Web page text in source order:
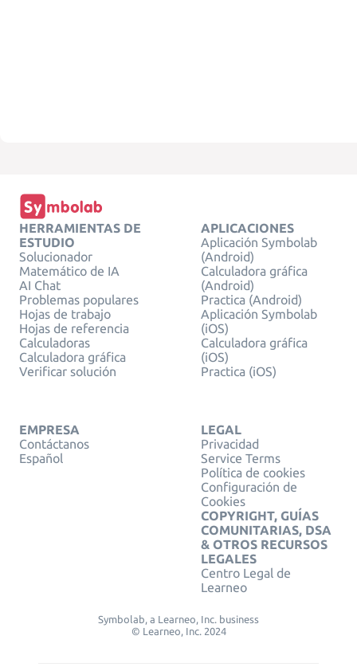
HERRAMIENTAS DE
ESTUDIO
Solucionador
Matemático de IA
AI Chat
Problemas populares
Hojas de trabajo
Hojas de referencia
Calculadoras
Calculadora gráfica
Verificar solución
APLICACIONES
Aplicación Symbolab
(Android)
Calculadora gráfica
(Android)
Practica (Android)
Aplicación Symbolab
(iOS)
Calculadora gráfica
(iOS)
Practica (iOS)
EMPRESA
Contáctanos
Español
LEGAL
Privacidad
Service Terms
Política de cookies
Configuración de
Cookies
COPYRIGHT, GUÍAS
COMUNITARIAS, DSA
& OTROS RECURSOS
LEGALES
Centro Legal de
Learneo
Symbolab, a Learneo, Inc. business
© Learneo, Inc. 2024